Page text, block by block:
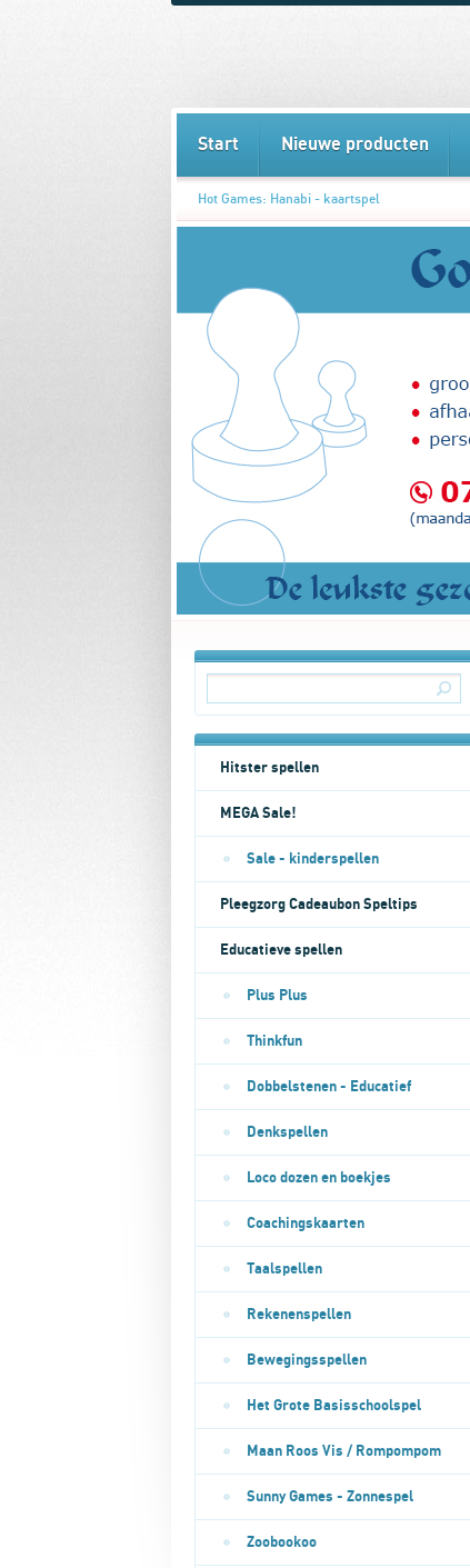
Start Nieuwe producten
Hot Games: Hanabi - kaartspel
Hitster spellen
MEGA Sale!
Sale - kinderspellen
Pleegzorg Cadeaubon Speltips
Educatieve spellen
Plus Plus
Thinkfun
Dobbelstenen - Educatief
Denkspellen
Loco dozen en boekjes
Coachingskaarten
Taalspellen
Rekenenspellen
Bewegingsspellen
Het Grote Basisschoolspel
Maan Roos Vis / Rompompom
Sunny Games - Zonnespel
Zoobookoo